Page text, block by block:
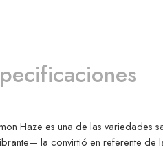
Haze es una de las variedades
la convirtió en referente de